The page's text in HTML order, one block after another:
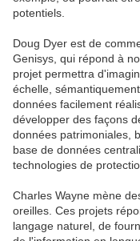
potentiels.
Doug Dyer est de
Genisys, qui répond à
projet permettra
échelle,
données facilement
développer des façons
données patrimoniales,
base de données
technologies de
Charles Wayne mène
oreilles. Ces projets
langage naturel, de